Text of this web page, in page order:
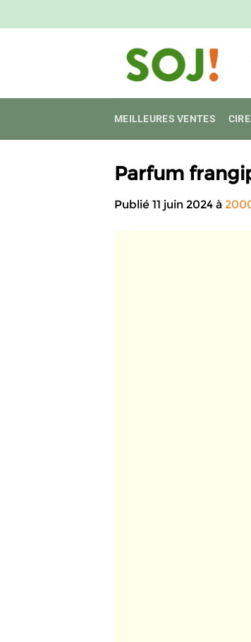
au
MEILLEURES VENTES
Parfum
Publié 11 juin 2024 à